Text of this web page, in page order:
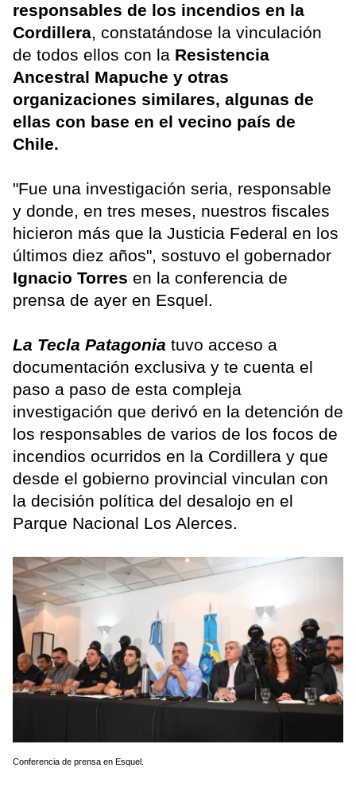
responsables de los incendios en la
Cordillera, constatándose la vinculación
de todos ellos con la Resistencia
Ancestral Mapuche y otras
organizaciones similares, algunas de
ellas con base en el vecino país de
Chile.
"Fue una investigación seria, responsable
y donde, en tres meses, nuestros fiscales
hicieron más que la Justicia Federal en los
últimos diez años", sostuvo el gobernador
Ignacio Torres en la conferencia de
prensa de ayer en Esquel.
La Tecla Patagonia tuvo acceso a
documentación exclusiva y te cuenta el
paso a paso de esta compleja
investigación que derivó en la detención de
los responsables de varios de los focos de
incendios ocurridos en la Cordillera y que
desde el gobierno provincial vinculan con
la decisión política del desalojo en el
Parque Nacional Los Alerces.
Conferencia de prensa en Esquel.